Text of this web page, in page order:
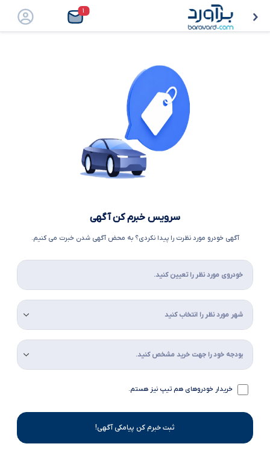
سرویس خبرم کن آگهی
آگهی خودرو مورد نظرت را پیدا نکردی؟ به محض آگهی شدن خبرت می کنیم.
خریدار خودروهای هم تیپ نیز هستم.
ثبت خبرم کن پیامکی آگهی!